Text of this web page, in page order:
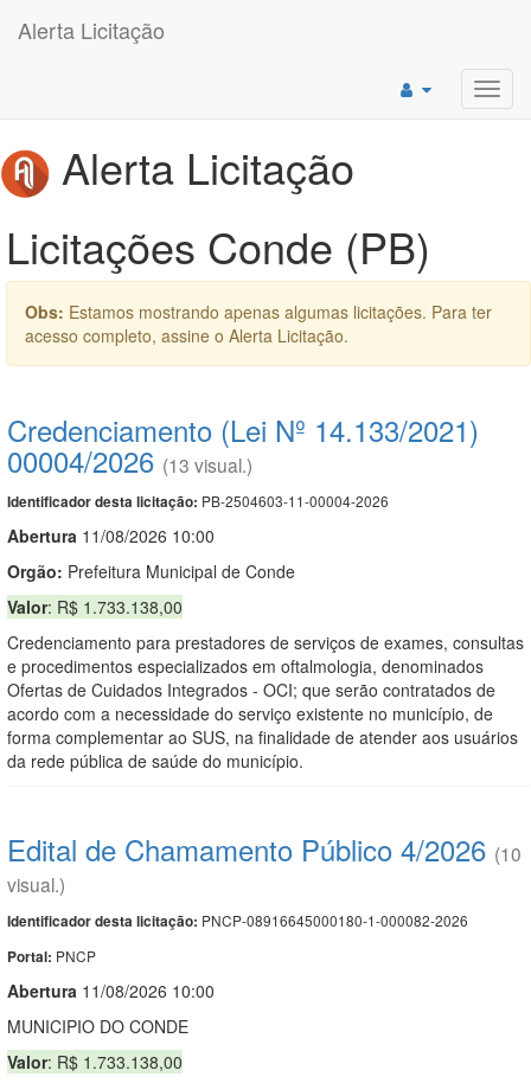
Alerta Licitação
Alerta Licitação
Licitações Conde (PB)
Obs: Estamos mostrando apenas algumas licitações. Para ter
acesso completo, assine o Alerta Licitação.
Credenciamento (Lei Nº 14.133/2021)
00004/2026 (13 visual.)
Identificador desta licitação: PB-2504603-11-00004-2026
Abertura 11/08/2026 10:00
Orgão: Prefeitura Municipal de Conde
Valor: R$ 1.733.138,00
Credenciamento para prestadores de serviços de exames, consultas
e procedimentos especializados em oftalmologia, denominados
Ofertas de Cuidados Integrados - OCI; que serão contratados de
acordo com a necessidade do serviço existente no município, de
forma complementar ao SUS, na finalidade de atender aos usuários
da rede pública de saúde do município.
Edital de Chamamento Público 4/2026 (10
visual.)
Identificador desta licitação: PNCP-08916645000180-1-000082-2026
Portal: PNCP
Abertura 11/08/2026 10:00
MUNICIPIO DO CONDE
Valor: R$ 1.733.138,00